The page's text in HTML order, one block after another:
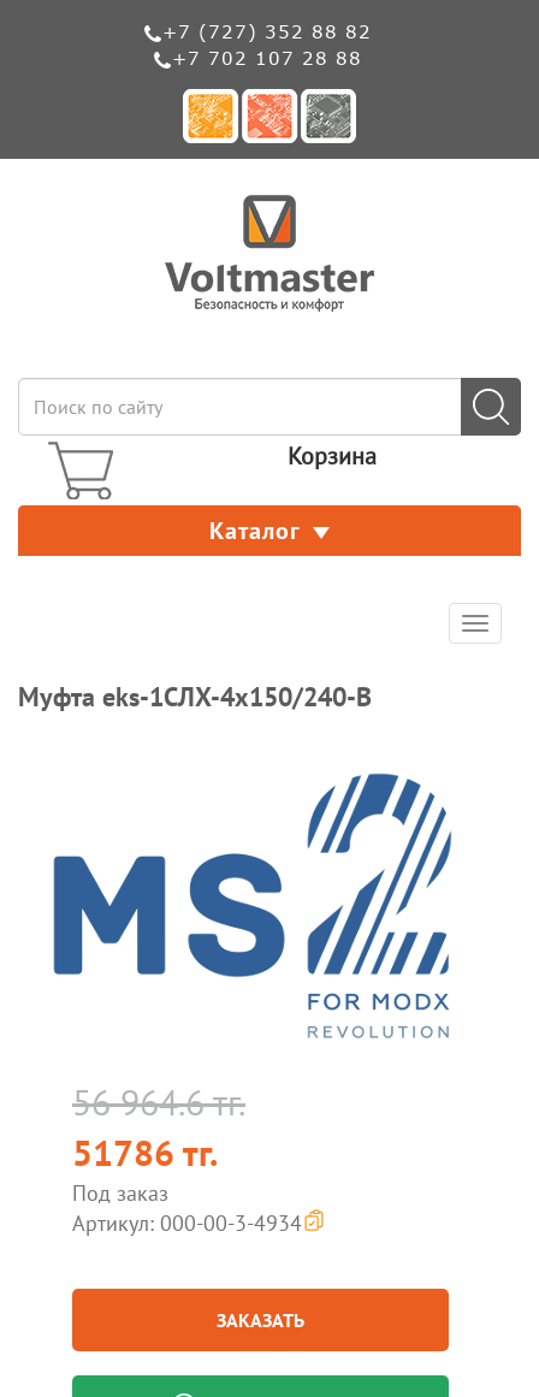
+7 (727) 352 88 82
+7 702 107 28 88
Корзина
Каталог
Toggle
Муфта eks-1СЛХ-4х150/240-В
56 964.6 тг.
51786 тг.
Под заказ
Артикул: 000-00-3-4934
ЗАКАЗАТЬ